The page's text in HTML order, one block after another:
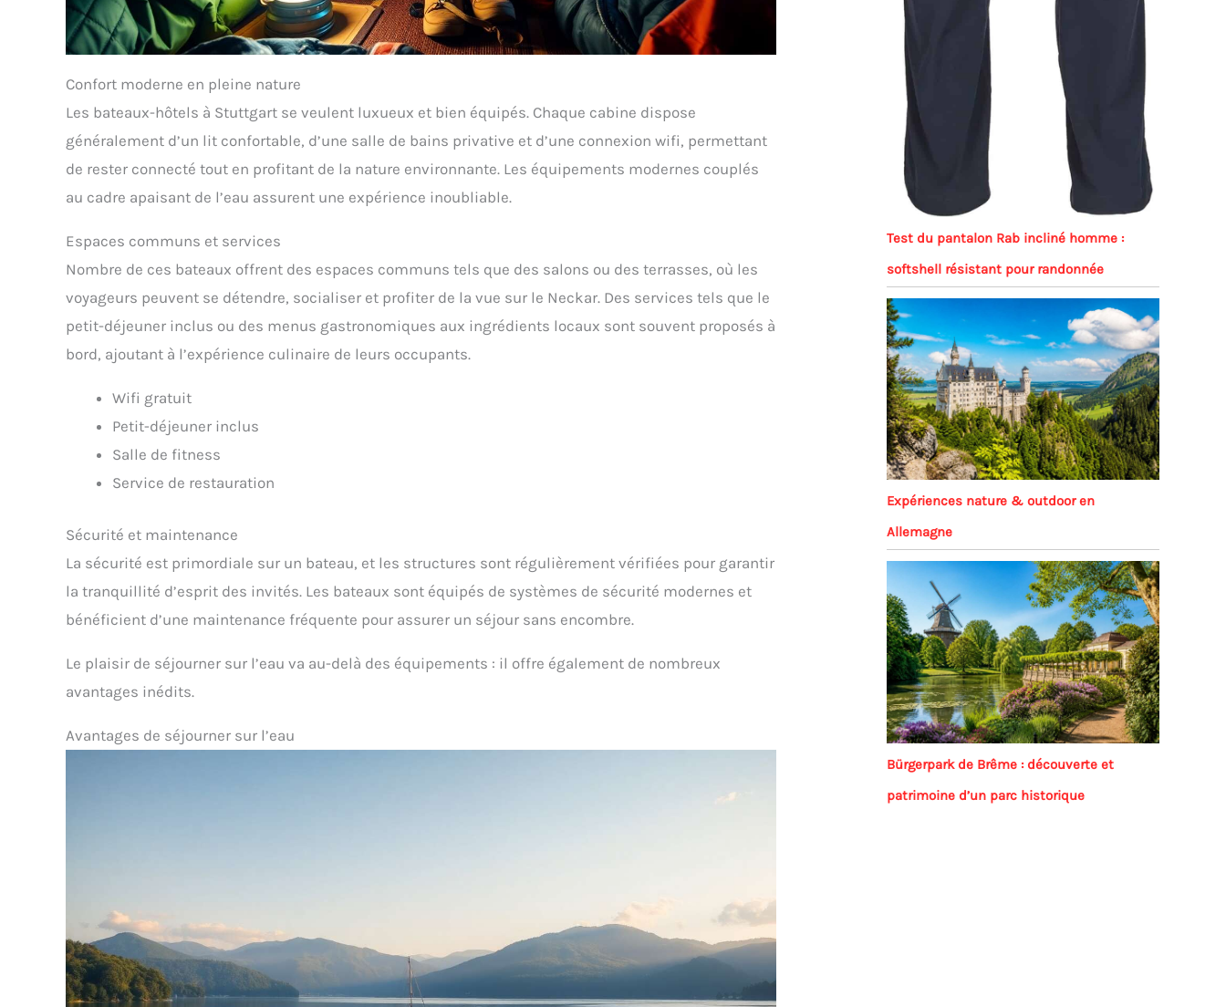
Confort moderne en pleine nature
Les bateaux-hôtels à Stuttgart se veulent luxueux et bien équipés. Chaque cabine dispose
généralement d’un lit confortable, d’une salle de bains privative et d’une connexion wifi, permettant
de rester connecté tout en profitant de la nature environnante. Les équipements modernes couplés
au cadre apaisant de l’eau assurent une expérience inoubliable.
Espaces communs et services
Nombre de ces bateaux offrent des espaces communs tels que des salons ou des terrasses, où les
voyageurs peuvent se détendre, socialiser et profiter de la vue sur le Neckar. Des services tels que le
petit-déjeuner inclus ou des menus gastronomiques aux ingrédients locaux sont souvent proposés à
bord, ajoutant à l’expérience culinaire de leurs occupants.
Wifi gratuit
Petit-déjeuner inclus
Salle de fitness
Service de restauration
Sécurité et maintenance
La sécurité est primordiale sur un bateau, et les structures sont régulièrement vérifiées pour garantir
la tranquillité d’esprit des invités. Les bateaux sont équipés de systèmes de sécurité modernes et
bénéficient d’une maintenance fréquente pour assurer un séjour sans encombre.
Le plaisir de séjourner sur l’eau va au-delà des équipements : il offre également de nombreux
avantages inédits.
Avantages de séjourner sur l’eau
Test du pantalon Rab incliné homme :
softshell résistant pour randonnée
Expériences nature & outdoor en
Allemagne
Bürgerpark de Brême : découverte et
patrimoine d’un parc historique